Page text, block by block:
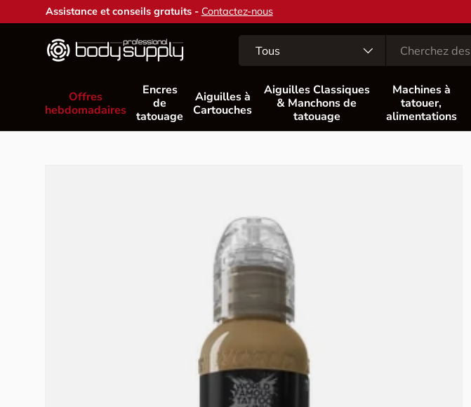
Aller au contenu
Assistance et conseils gratuits - Contactez-nous
Tous
Offres
hebdomadaires
Encres
de
tatouage
Aiguilles à
Cartouches
Aiguilles Classiques
& Manchons de
tatouage
Machines à
tatouer,
alimentations